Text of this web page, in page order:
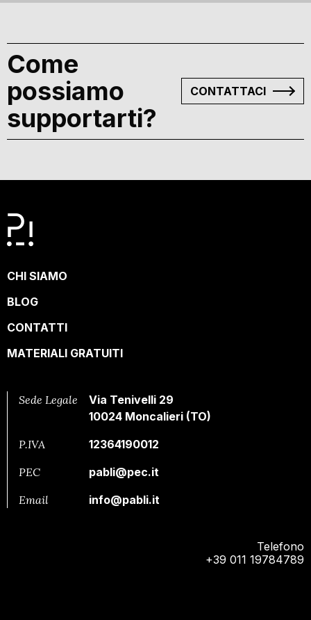
Come
possiamo
supportarti?
CONTATTACI
CHI SIAMO
BLOG
CONTATTI
MATERIALI GRATUITI
Sede Legale
Via Tenivelli 29
10024 Moncalieri (TO)
P.IVA
12364190012
PEC
pabli@pec.it
Email
info@pabli.it
Telefono
+39 011 19784789